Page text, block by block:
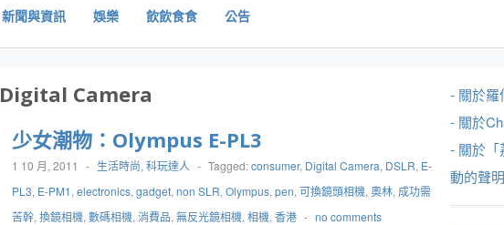
新聞與資訊 娛樂 飲飲食食 公告
Digital Camera
少女潮物：Olympus E-PL3
1 10 月, 2011 - 生活時尚, 科玩達人 - Tagged:consumer, Digital Camera, DSLR, E-
PL3, E-PM1, electronics, gadget, non SLR, Olympus, pen, 可換鏡頭相機, 奧林, 成功需
苦幹, 換鏡相機, 數碼相機, 消費品, 無反光鏡相機, 相機, 香港 - no comments
- 關於羅
- 關於
- 關於「
動的聲明